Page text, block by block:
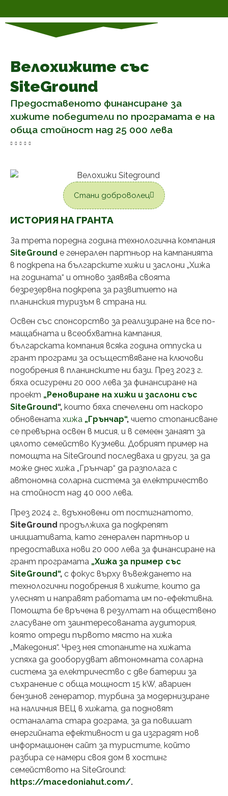
Велохижите със
SiteGround
Предоставеното финансиране за
хижите победители по програмата е на
обща стойност над 25 000 лева
ИСТОРИЯ НА ГРАНТА
За трета поредна година технологична компания
SiteGround е генерален партньор на кампанията
в подкрепа на българските хижи и заслони „Хижа
на годината“ и отново заявява своята
безрезервна подкрепа за развитието на
планинския туризъм в страна ни.
Освен със спонсорство за реализиране на все по-
мащабната и всеобхватна кампания,
българската компания всяка година отпуска и
грант програми за осъществяване на ключови
подобрения в планинските ни бази. През 2023 г.
бяха осигурени 20 000 лева за финансиране на
проект „Реновиране на хижи и заслони със
SiteGround“, които бяха спечелени от наскоро
обновената хижа „Грънчар“, чието стопанисване
се превърна освен в мисия, и в семеен занаят за
цялото семейство Кузмеви. Добрият пример на
помощта на SiteGround последваха и други, за да
може днес хижа „Грънчар“ да разполага с
автономна соларна система за електричество
на стойност над 40 000 лева.
През 2024 г., вдъхновени от постигнатото,
SiteGround продължиха да подкрепят
инициативата, като генерален партньор и
предоставиха нови 20 000 лева за финансиране на
грант програмата „Хижа за пример със
SiteGround“, с фокус върху въвеждането на
технологични подобрения в хижите, които да
улеснят и направят работата им по-ефективна.
Помощта бе връчена в резултат на обществено
гласуване от заинтересованата аудитория,
която отреди първото място на хижа
„Македония“. Чрез нея стопаните на хижата
успяха да дооборудват автономната соларна
система за електричество с две батерии за
съхранение с обща мощност 15 kW, авариен
бензинов генератор, турбина за модернизиране
на наличния ВЕЦ в хижата, да подновят
останалата стара дограма, за да повишат
енергийната ефективност и да изградят нов
информационен сайт за туристите, който
разбира се намери своя дом в хостинг
семейството на SiteGround:
https://macedoniahut.com/.
Стани доброволец